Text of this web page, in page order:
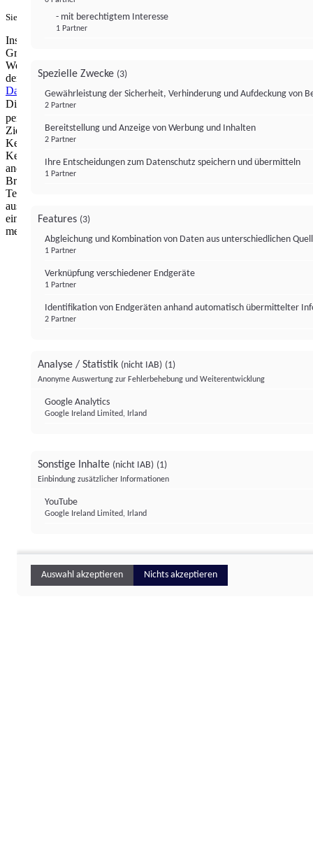
Sie haben ein PUR-Abo?Hier anmelden.
Institutional Money mit Werbung: Wir nutzen aus wirtschaftlichen
Gründen die Möglichkeit, unsere Webseite Dritten als digitalen
Werbeplatz zur Verfügung zu stellen. Über Verarbeitungen, die in
der Verantwortung von uns liegen, können Sie sich in unserer
Datenschutzerklärungnäher informieren.Zur Bereitstellung unserer
Dienste nutzen wir Technologien von
personalisierte Werbung, Messung von Werbeleistung und
Zielgruppenforschung. Cookies, Endgeräte- oder ähnliche Online-
Kennungen (z. B. login-basierte Kennungen, zufällig generierte
Kennungen, netzwerkbasierte Kennungen) können zusammen mit
anderen Informationen (z. B. Browsertyp und
Browserinformationen, Sprache, Bildschirmgröße, unterstützte
Technologien usw.) auf Ihrem Endgerät gespeichert oder von dort
ausgelesen werden, um es jedes Mal wiederzuerkennen, wenn es
eine App oder einer Webseite aufruft. Dies geschieht für einen oder
mehrere der hier aufgeführten Verarbeitungszwecke.
- mit berechtigtem Interesse
1 Partner
Spezielle Zwecke (3)
Gewährleistung der Sicherheit, Verhinderung und Aufdeckung von
2 Partner
Bereitstellung und Anzeige von Werbung und Inhalten
2 Partner
Ihre Entscheidungen zum Datenschutz speichern und übermitteln
1 Partner
Features (3)
Abgleichung und Kombination von Daten aus unterschiedlichen
1 Partner
Verknüpfung verschiedener Endgeräte
1 Partner
Identifikation von Endgeräten anhand automatisch übermittelter
2 Partner
Analyse / Statistik (nicht IAB) (1)
Anonyme Auswertung zur Fehlerbehebung und Weiterentwicklung
Google Analytics
Google Ireland Limited, Irland
Sonstige Inhalte (nicht IAB) (1)
Einbindung zusätzlicher Informationen
YouTube
Google Ireland Limited, Irland
Auswahl akzeptieren Nichts akzeptieren
Institutional Money
ImpressumDatenschutzerklärung